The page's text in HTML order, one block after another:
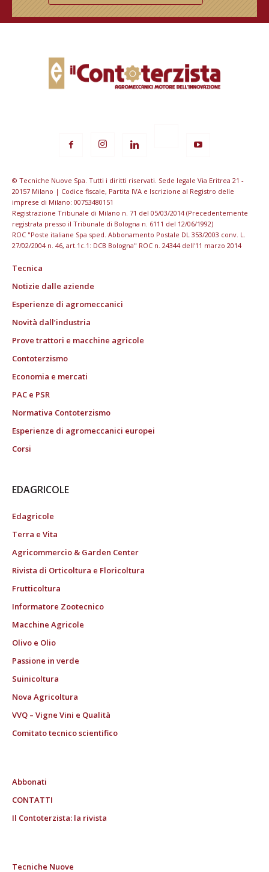
© Tecniche Nuove Spa. Tutti i diritti riservati. Sede legale Via Eritrea 21 -
20157 Milano | Codice fiscale, Partita IVA e Iscrizione al Registro delle
imprese di Milano: 00753480151
Registrazione Tribunale di Milano n. 71 del 05/03/2014 (Precedentemente
registrata presso il Tribunale di Bologna n. 6111 del 12/06/1992)
ROC "Poste italiane Spa sped. Abbonamento Postale DL 353/2003 conv. L.
27/02/2004 n. 46, art.1c.1: DCB Bologna" ROC n. 24344 dell'11 marzo 2014
Tecnica
Notizie dalle aziende
Esperienze di agromeccanici
Novità dall’industria
Prove trattori e macchine agricole
Contoterzismo
Economia e mercati
PAC e PSR
Normativa Contoterzismo
Esperienze di agromeccanici europei
Corsi
EDAGRICOLE
Edagricole
Terra e Vita
Agricommercio & Garden Center
Rivista di Orticoltura e Floricoltura
Frutticoltura
Informatore Zootecnico
Macchine Agricole
Olivo e Olio
Passione in verde
Suinicoltura
Nova Agricoltura
VVQ – Vigne Vini e Qualità
Comitato tecnico scientifico
Abbonati
CONTATTI
Il Contoterzista: la rivista
Tecniche Nuove